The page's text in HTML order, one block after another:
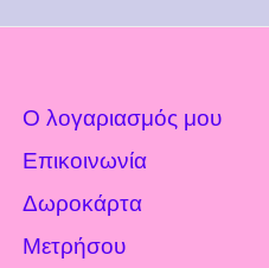
Ο λογαριασμός μου
Επικοινωνία
Δωροκάρτα
Μετρήσου